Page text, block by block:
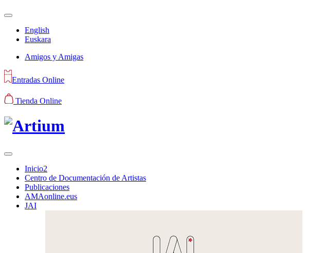
English
Euskara
Amigos y Amigas
Entradas Online
Tienda Online
Inicio2
Centro de Documentación de Artistas
Publicaciones
AMAonline.eus
JAI